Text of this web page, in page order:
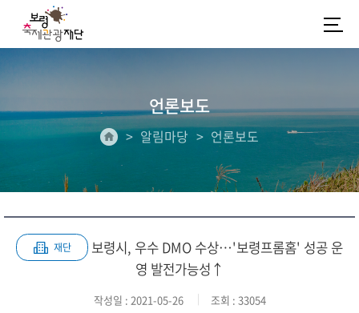
언론보도
알림마당 언론보도
재단
보령시, 우수 DMO 수상…'보령프롬홈' 성공 운
영 발전가능성↑
작성일 : 2021-05-26 조회 : 33054